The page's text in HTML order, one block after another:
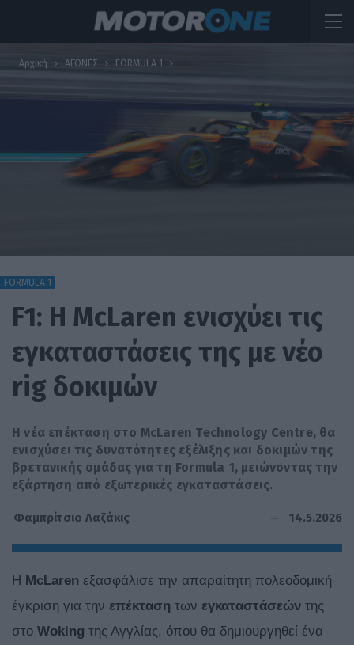
Αρχική ΑΓΩΝΕΣ FORMULA 1
FORMULA 1
F1: Η McLaren ενισχύει τις
εγκαταστάσεις της με νέο
rig δοκιμών
Η νέα επέκταση στο McLaren Technology Centre, θα
ενισχύσει τις δυνατότητες εξέλιξης και δοκιμών της
βρετανικής ομάδας για τη Formula 1, μειώνοντας την
εξάρτηση από εξωτερικές εγκαταστάσεις.
Φαμπρίτσιο Λαζάκις 14.5.2026
Η McLaren εξασφάλισε την απαραίτητη πολεοδομική
έγκριση για την επέκταση των εγκαταστάσεών της
στο Woking της Αγγλίας, όπου θα δημιουργηθεί ένα